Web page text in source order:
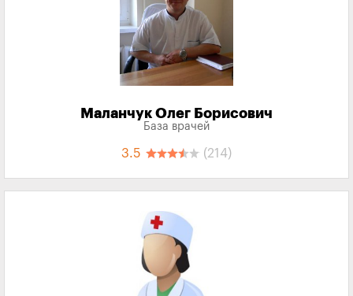
Маланчук Олег Борисович
База врачей
3.5 (214)